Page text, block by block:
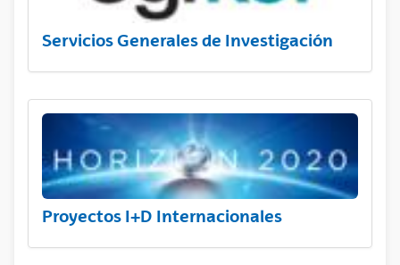
Servicios Generales de Investigación
Proyectos I+D Internacionales